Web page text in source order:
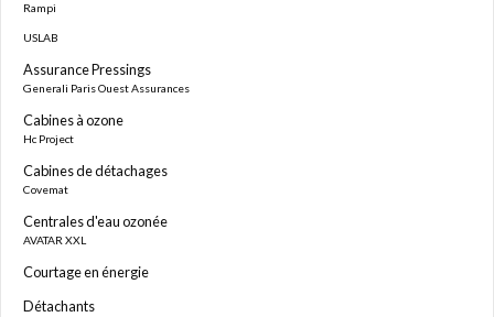
Rampi
USLAB
Assurance Pressings
Generali Paris Ouest Assurances
Cabines à ozone
Hc Project
Cabines de détachages
Covemat
Centrales d'eau ozonée
AVATAR XXL
Courtage en énergie
Détachants